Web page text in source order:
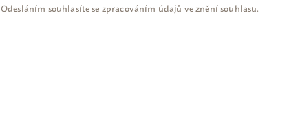
Odesláním souhlasíte se zpracováním údajů veznění souhlasu.